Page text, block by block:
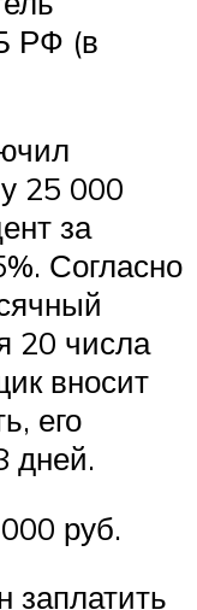
РФ (в
25 000
за
Согласно
20 числа
вносит
его
дней.
руб.
заплатить